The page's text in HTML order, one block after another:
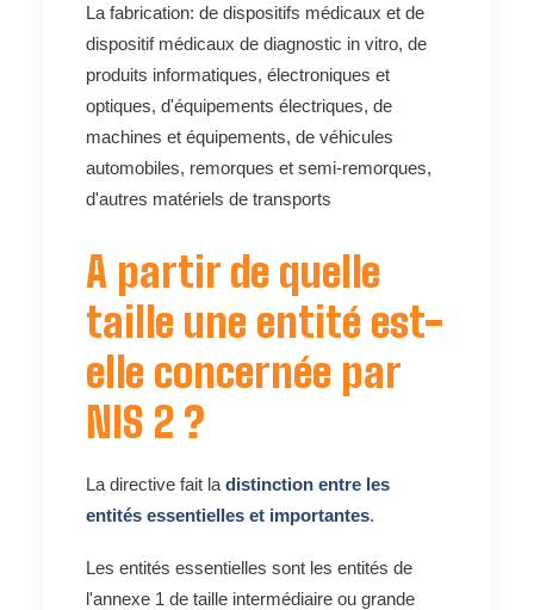
La fabrication: de dispositifs médicaux et de
dispositif médicaux de diagnostic in vitro, de
produits informatiques, électroniques et
optiques, d'équipements électriques, de
machines et équipements, de véhicules
automobiles, remorques et semi-remorques,
d'autres matériels de transports
A partir de quelle
taille une entité est-
elle concernée par
NIS 2 ?
La directive fait la distinction entre les
entités essentielles et importantes.
Les entités essentielles sont les entités de
l'annexe 1 de taille intermédiaire ou grande